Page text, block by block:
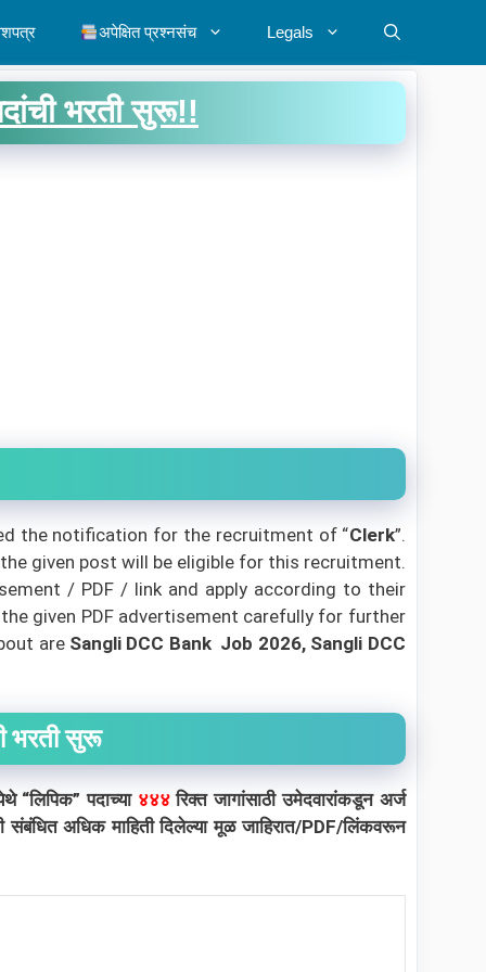
अपेक्षित प्रश्नसंच Legals
भरती सुरू!!
the notification for the recruitment of “Clerk”.
given post will be eligible for this recruitment.
/ PDF / link and apply according to their
given PDF advertisement carefully for further
are Sangli DCC Bank Job 2026, Sangli DCC
भरती सुरू
“लिपिक” पदाच्या ४४४रिक्त जागांसाठी उमेदवारांकडून अर्ज
संबंधित अधिक माहिती दिलेल्या मूळ जाहिरात/PDF/लिंकवरून